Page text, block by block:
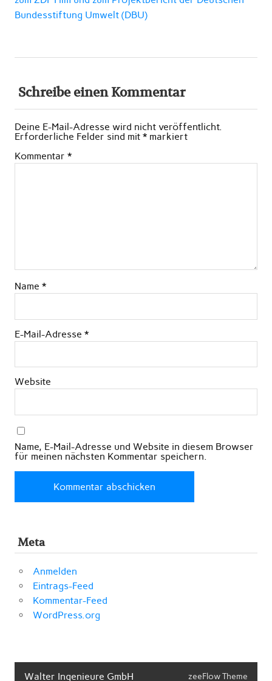
Bundesstiftung Umwelt (DBU)
Schreibe einen Kommentar
Deine E-Mail-Adresse wird nicht veröffentlicht.
Erforderliche Felder sind mit * markiert
Kommentar *
Name *
E-Mail-Adresse *
Website
Name, E-Mail-Adresse und Website in diesem Browser
für meinen nächsten Kommentar speichern.
Meta
Anmelden
Eintrags-Feed
Kommentar-Feed
WordPress.org
Walter Ingenieure GmbH zeeFlow Theme